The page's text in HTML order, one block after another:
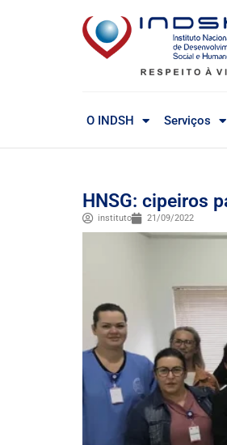
O INDSH Serviços
HNSG: cipeiros
instituto 21/09/2022